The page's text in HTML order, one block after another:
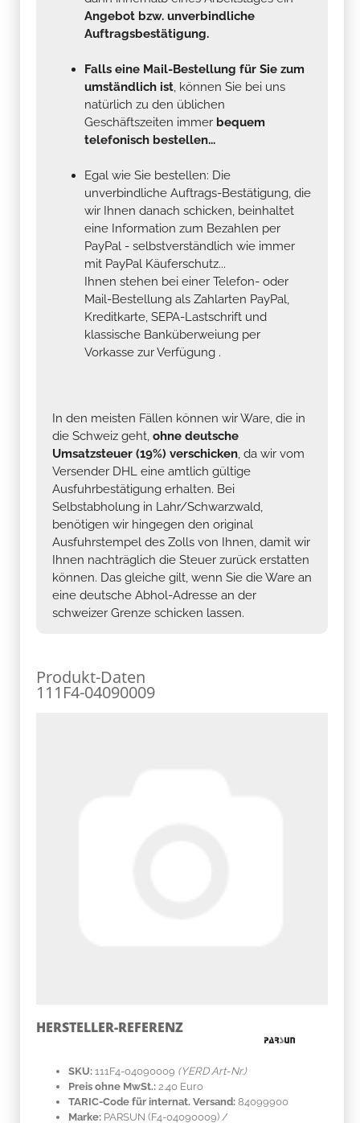
Angebot bzw. unverbindliche
Auftragsbestätigung.
Falls eine Mail-Bestellung für Sie zum
umständlich ist, können Sie bei uns
natürlich zu den üblichen
Geschäftszeiten immer bequem
telefonisch bestellen...
Egal wie Sie bestellen: Die
unverbindliche Auftrags-Bestätigung, die
wir Ihnen danach schicken, beinhaltet
eine Information zum Bezahlen per
PayPal - selbstverständlich wie immer
mit PayPal Käuferschutz...
Ihnen stehen bei einer Telefon- oder
Mail-Bestellung als Zahlarten PayPal,
Kreditkarte, SEPA-Lastschrift und
klassische Banküberweiung per
Vorkasse zur Verfügung .
In den meisten Fällen können wir Ware, die in
die Schweiz geht, ohne deutsche
Umsatzsteuer (19%) verschicken, da wir vom
Versender DHL eine amtlich gültige
Ausfuhrbestätigung erhalten. Bei
Selbstabholung in Lahr/Schwarzwald,
benötigen wir hingegen den original
Ausfuhrstempel des Zolls von Ihnen, damit wir
Ihnen nachträglich die Steuer zurück erstatten
können. Das gleiche gilt, wenn Sie die Ware an
eine deutsche Abhol-Adresse an der
schweizer Grenze schicken lassen.
Produkt-Daten
111F4-04090009
HERSTELLER-REFERENZ
SKU: 111F4-04090009 (YERD Art-Nr.)
Preis ohne MwSt.: 2.40 Euro
TARIC-Code für internat. Versand: 84099900
Marke: PARSUN (F4-04090009) /